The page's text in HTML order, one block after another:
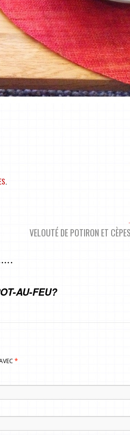
.
VELOUTÉ DE POTIRON ET
AU-FEU?
*